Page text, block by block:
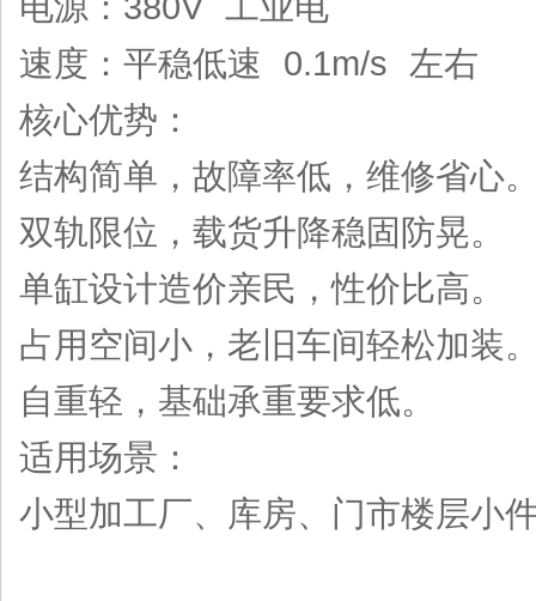
速度：平稳低速 0.1m/s 左右
核心优势：
结构简单，故障率低，维修省心
双轨限位，载货升降稳固防晃。
单缸设计造价亲民，性价比高。
占用空间小，老旧车间轻松加装
自重轻，基础承重要求低。
适用场景：
小型加工厂、库房、门市楼层小